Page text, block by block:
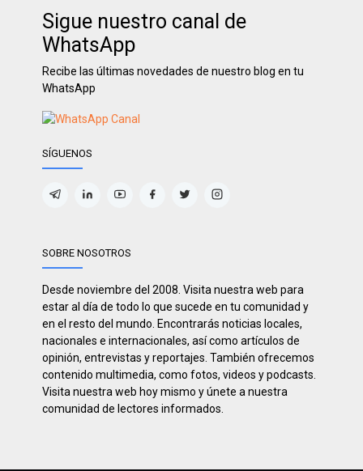
Sigue nuestro canal de
WhatsApp
Recibe las últimas novedades de nuestro blog en tu
WhatsApp
SÍGUENOS
SOBRE NOSOTROS
Desde noviembre del 2008. Visita nuestra web para
estar al día de todo lo que sucede en tu comunidad y
en el resto del mundo. Encontrarás noticias locales,
nacionales e internacionales, así como artículos de
opinión, entrevistas y reportajes. También ofrecemos
contenido multimedia, como fotos, videos y podcasts.
Visita nuestra web hoy mismo y únete a nuestra
comunidad de lectores informados.